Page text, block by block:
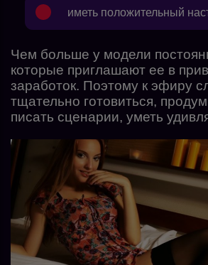
иметь положительный
Чем больше у модели
которые приглашают ее в
заработок. Поэтому к эфиру
тщательно готовиться,
писать сценарии, уметь